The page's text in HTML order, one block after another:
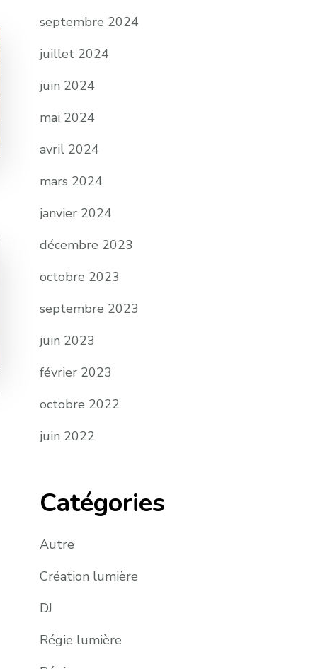
septembre 2024
juillet 2024
juin 2024
mai 2024
avril 2024
mars 2024
janvier 2024
décembre 2023
octobre 2023
septembre 2023
juin 2023
février 2023
octobre 2022
juin 2022
Catégories
Autre
Création lumière
DJ
Régie lumière